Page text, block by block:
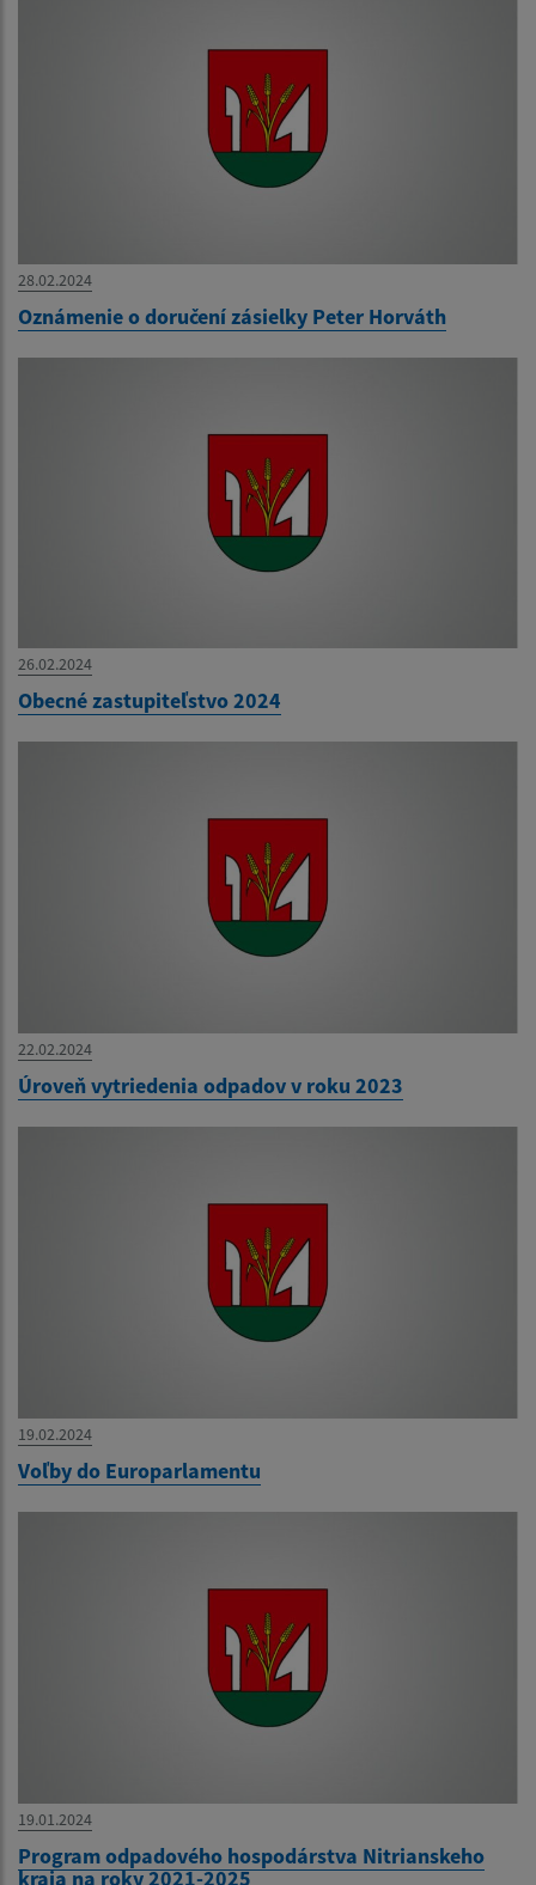
28.02.2024
Oznámenie o doručení zásielky Peter Horváth
26.02.2024
Obecné zastupiteľstvo 2024
22.02.2024
Úroveň vytriedenia odpadov v roku 2023
19.02.2024
Voľby do Europarlamentu
19.01.2024
Program odpadového hospodárstva Nitrianskeho
kraja na roky 2021-2025